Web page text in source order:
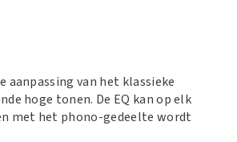
aanpassing van het klassieke
hoge tonen. De EQ kan op elk
met het phono-gedeelte wordt